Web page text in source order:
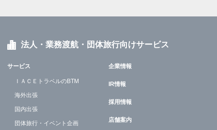
法人・業務渡航・団体旅行向けサービス
サービス
ＩＡＣＥトラベルのBTM
海外出張
国内出張
団体旅行・イベント企画
企業情報
IR情報
採用情報
店舗案内